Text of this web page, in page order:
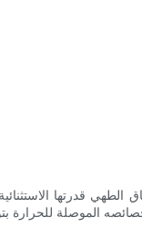
قدرتها